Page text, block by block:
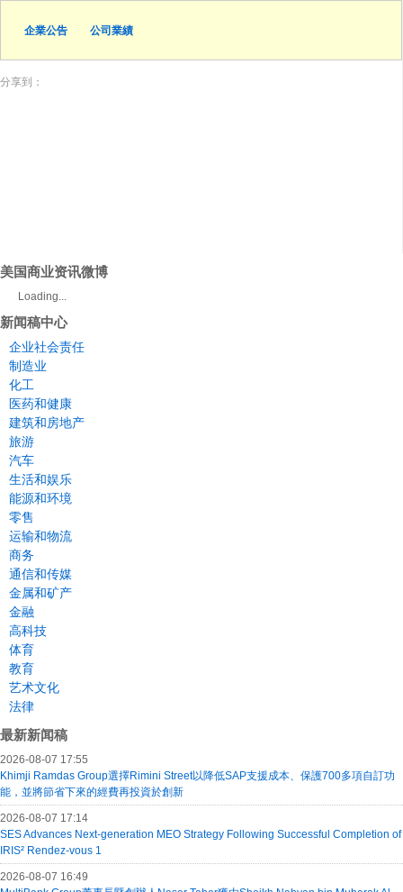
企業公告 公司業績
分享到：
美国商业资讯微博
Loading...
新闻稿中心
企业社会责任
制造业
化工
医药和健康
建筑和房地产
旅游
汽车
生活和娱乐
能源和环境
零售
运输和物流
商务
通信和传媒
金属和矿产
金融
高科技
体育
教育
艺术文化
法律
最新新闻稿
2026-08-07 17:55
Khimji Ramdas Group選擇Rimini Street以降低SAP支援成本、保護700多項自訂功
能，並將節省下來的經費再投資於創新
2026-08-07 17:14
SES Advances Next-generation MEO Strategy Following Successful Completion of
IRIS² Rendez-vous 1
2026-08-07 16:49